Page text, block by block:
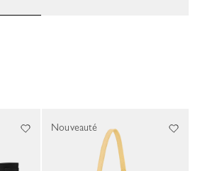
Nouveauté